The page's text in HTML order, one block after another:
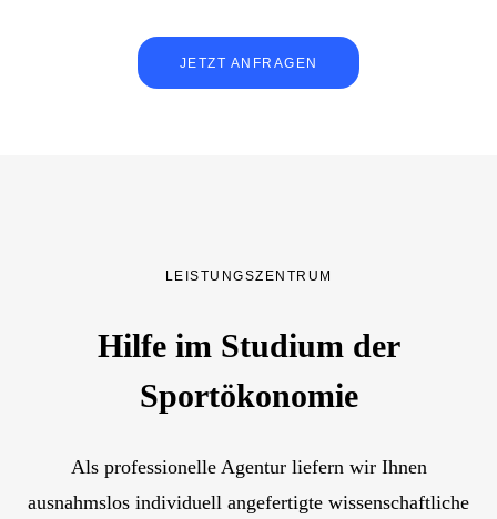
JETZT ANFRAGEN
LEISTUNGSZENTRUM
Hilfe im Studium der
Sportökonomie
Als professionelle Agentur liefern wir Ihnen
ausnahmslos individuell angefertigte wissenschaftliche